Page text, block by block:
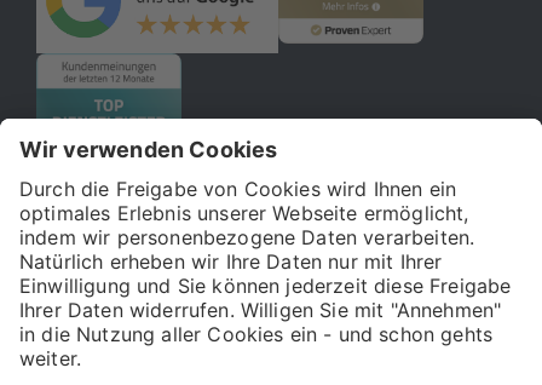
© 2026 121WATT GmbH
Über uns